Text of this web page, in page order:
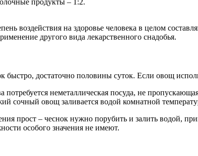
воздействия на здоровье человека в целом
другого вида лекарственного снадобья.
быстро, достаточно половины суток. Если овощ
потребуется неметаллическая посуда, не
сочный овощ заливается водой комнатной
прост – чеснок нужно порубить и залить водой,
особого значения не имеют.